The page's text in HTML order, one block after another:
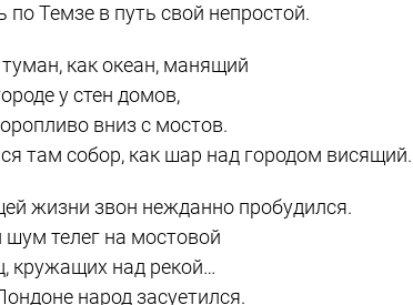
по Темзе в путь свой непростой.
как океан, манящий
у стен домов,
вниз с мостов.
там собор, как шар над городом висящий.
жизни звон нежданно пробудился.
телег на мостовой
кружащих над рекой…
народ засуетился.